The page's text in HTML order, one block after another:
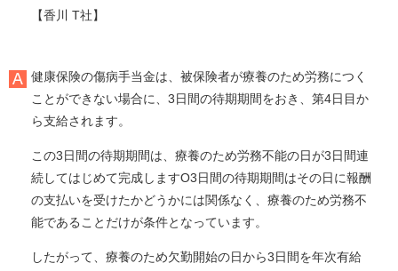
【香川 T社】
健康保険の傷病手当金は、被保険者が療養のため労務につく
ことができない場合に、3日間の待期期間をおき、第4日目か
ら支給されます。
この3日間の待期期間は、療養のため労務不能の日が3日間連
続してはじめて完成しますO3日間の待期期間はその日に報酬
の支払いを受けたかどうかには関係なく、療養のため労務不
能であることだけが条件となっています。
したがって、療養のため欠勤開始の日から3日間を年次有給